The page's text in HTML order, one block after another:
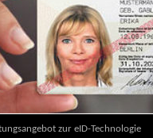
zur eID-Technologie